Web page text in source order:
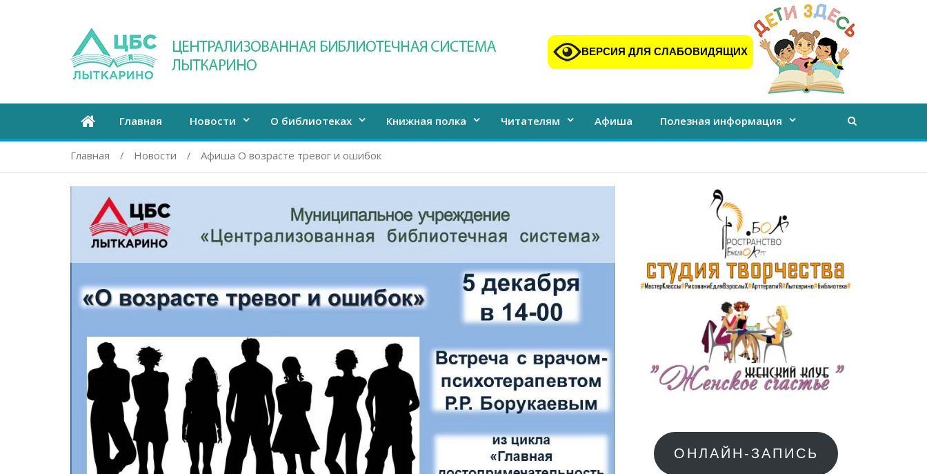
ВЕРСИЯ ДЛЯ СЛАБОВИДЯЩИХ
Главная Новости О библиотеках Книжная полка Читателям Афиша Полезная информация
Главная Новости Афиша О возрасте тревог и ошибок
ОНЛАЙН-ЗАПИСЬ